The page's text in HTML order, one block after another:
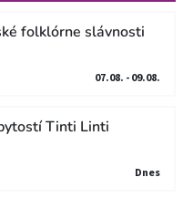
folklórne slávnosti
07.08. - 09.08.
Tinti Linti
Dnes